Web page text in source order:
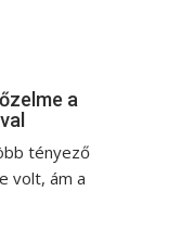
a
tényező
volt, ám a